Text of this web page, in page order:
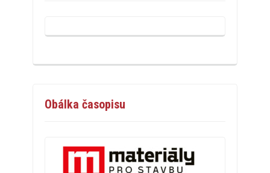
Obálka časopisu